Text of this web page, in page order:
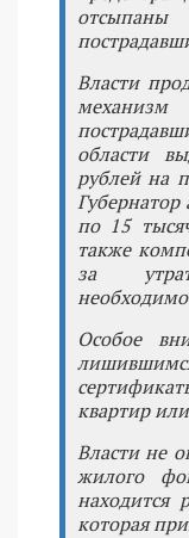
Власти
области
рублей на
по 15
также
за
Особое
квартир
Власти не
жилого
которая